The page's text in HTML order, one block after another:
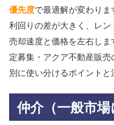
優先度で最適解が変わりま
利回りの差が大きく、レ
売却速度と価格を左右し
定募集・アクア不動産販
別に使い分けるポイントと
仲介（一般市場